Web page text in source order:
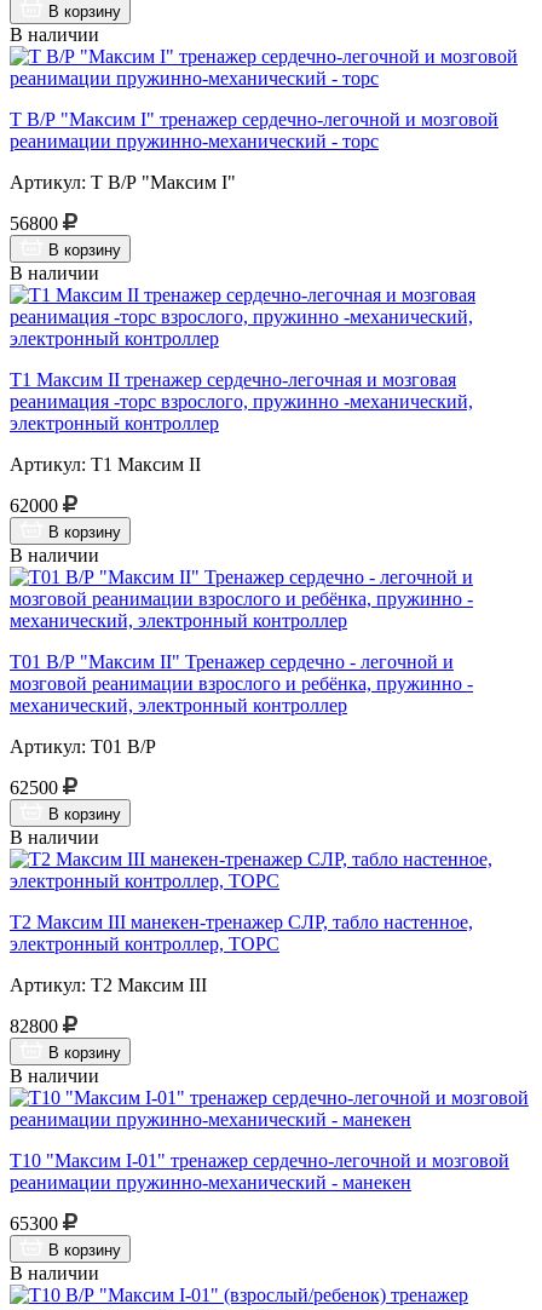
В корзину
В наличии
Т В/Р "Максим I" тренажер сердечно-легочной и мозговой
реанимации пружинно-механический - торс
Артикул: Т В/Р "Максим I"
56800
В корзину
В наличии
Т1 Максим II тренажер сердечно-легочная и мозговая
реанимация -торс взрослого, пружинно -механический,
электронный контроллер
Артикул: Т1 Максим II
62000
В корзину
В наличии
Т01 В/Р "Максим II" Тренажер сердечно - легочной и
мозговой реанимации взрослого и ребёнка, пружинно -
механический, электронный контроллер
Артикул: Т01 В/Р
62500
В корзину
В наличии
Т2 Максим III манекен-тренажер СЛР, табло настенное,
электронный контроллер, ТОРС
Артикул: Т2 Максим III
82800
В корзину
В наличии
Т10 "Максим I-01" тренажер сердечно-легочной и мозговой
реанимации пружинно-механический - манекен
65300
В корзину
В наличии